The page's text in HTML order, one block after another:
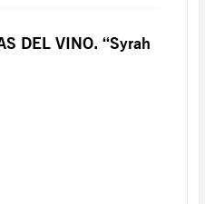
DEL VINO. “Syrah